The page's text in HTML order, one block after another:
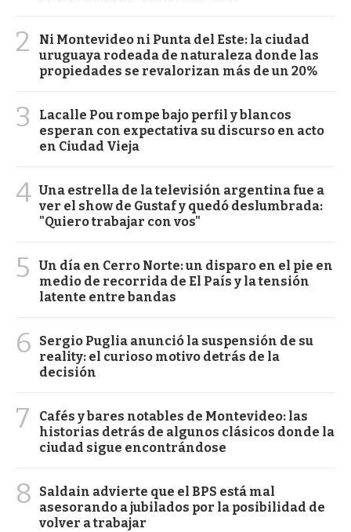
2
Ni Montevideo ni Punta del Este: la ciudad
uruguaya rodeada de naturaleza donde las
propiedades se revalorizan más de un 20%
3
Lacalle Pou rompe bajo perfil y blancos
esperan con expectativa su discurso en acto
en Ciudad Vieja
4 Una estrella de la televisión argentina fue a
ver el show de Gustaf y quedó deslumbrada:
"Quiero trabajar con vos"
5
Un día en Cerro Norte: un disparo en el pie en
medio de recorrida de El País y la tensión
latente entre bandas
6
Sergio Puglia anunció la suspensión de su
reality: el curioso motivo detrás de la
decisión
7
Cafés y bares notables de Montevideo: las
historias detrás de algunos clásicos donde la
ciudad sigue encontrándose
8
Saldain advierte que el BPS está mal
asesorando a jubilados por la posibilidad de
volver a trabajar